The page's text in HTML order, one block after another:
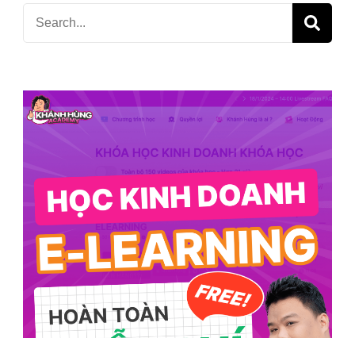
Search
for: